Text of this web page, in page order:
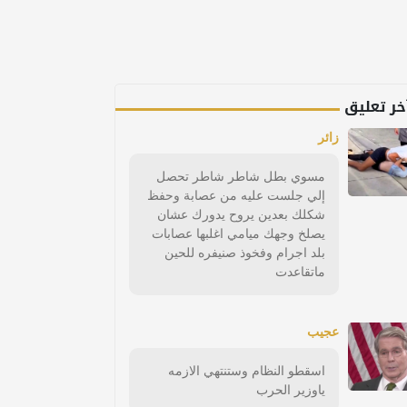
تعليق
زائر
مسوي بطل شاطر شاطر تحصل
إلي جلست عليه من عصابة وحفظ
شكلك بعدين يروح يدورك عشان
يصلخ وجهك ميامي اغلبها عصابات
بلد اجرام وفخوذ صنيفره للحين
ماتقاعدت
عجيب
اسقطو النظام وستنتهي الازمه
ياوزير الحرب